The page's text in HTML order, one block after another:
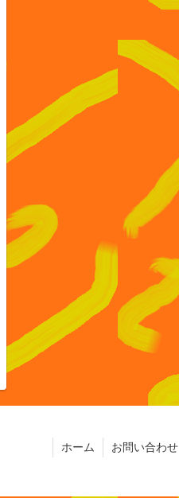
ホーム お問い合わせ